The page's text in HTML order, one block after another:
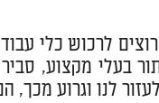
לרכוש כלי
בעלי מקצוע,
לנו וגרוע